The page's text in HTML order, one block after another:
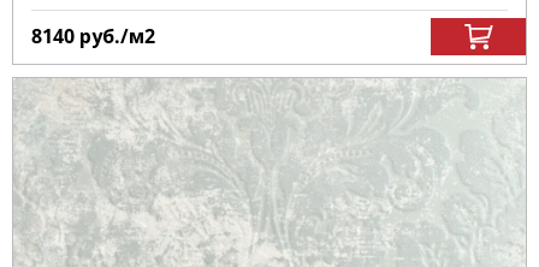
8140 руб./м2